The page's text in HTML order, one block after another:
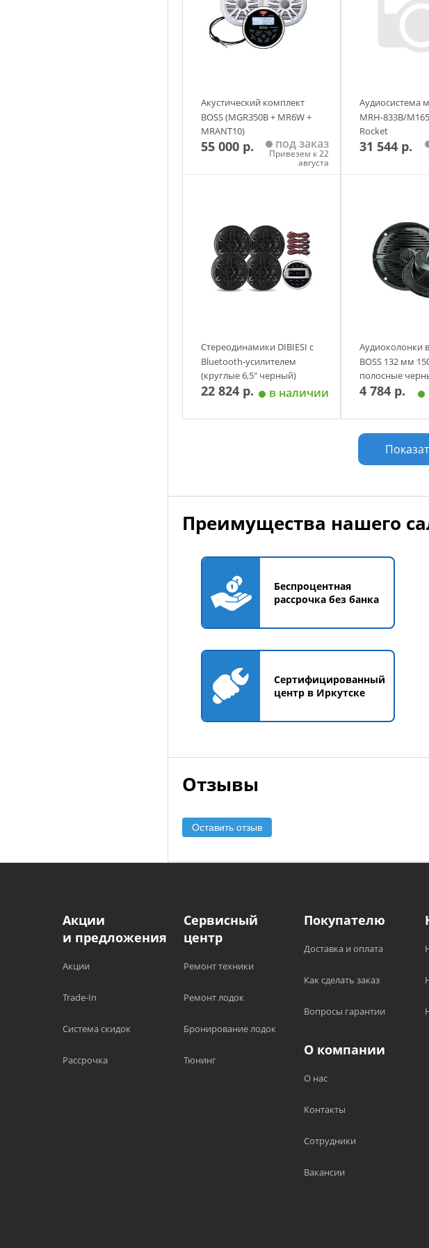
Акустический комплект
BOSS (MGR350B + MR6W +
MRANT10)
55 000 р. под заказ
Привезем к 22
августа
Аудиосистема
MRH-833B/
Rocket
31 544 р.
Стереодинамики DIBIESI с
Bluetooth-усилителем
(круглые 6,5" черный)
22 824 р. в наличии
Аудиоколонки
BOSS 132 мм
полосные
4 784 р.
Добавить в
Преимущества нашего
Беспроцентная
рассрочка без банка
Сертифицированный
центр в Иркутске
Отзывы
Оставить отзыв
Акции
и предложения
Акции
Trade-In
Система скидок
Рассрочка
Сервисный
центр
Ремонт техники
Ремонт лодок
Бронирование лодок
Тюнинг
Покупателю
Доставка и оплата
Как сделать заказ
Вопросы гарантии
О компании
О нас
Контакты
Сотрудники
Вакансии